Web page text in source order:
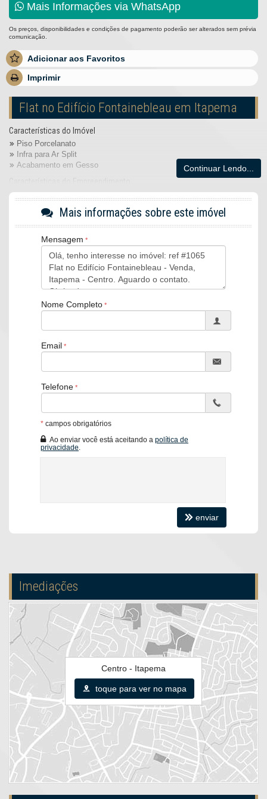
Mais Informações via WhatsApp
Os preços, disponibilidades e condições de pagamento poderão ser alterados sem prévia
comunicação.
Adicionar aos Favoritos
Imprimir
Flat no Edifício Fontainebleau em Itapema
Características do Imóvel
Piso Porcelanato
Infra para Ar Split
Acabamento em Gesso
Bar
Salão de Festas
Piscina
Espaço Gourmet
Espaço Fitness
Medidores Individuais
Brinquedoteca
Hall Decorado e Mobiliado
RoofTop
Hidromassagem
Continuar Lendo...
Mais informações sobre este imóvel
Mensagem
Nome Completo
Email
Telefone
* campos obrigatórios
Ao enviar você está aceitando a política de
privacidade
enviar
Imediações
Centro - Itapema
toque para ver no mapa